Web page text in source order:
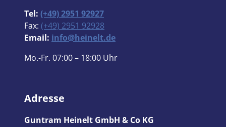
Tel: (+49) 2951 92927
Fax: (+49) 2951 92928
Email: info@heinelt.de
Mo.-Fr. 07:00 – 18:00 Uhr
Adresse
Guntram Heinelt GmbH & Co KG